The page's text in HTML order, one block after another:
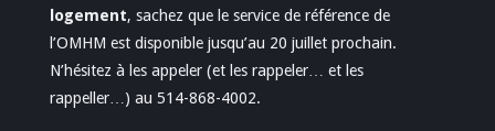
logement, sachez que le service de référence de
l’OMHM est disponible jusqu’au 20 juillet prochain.
N’hésitez à les appeler (et les rappeler… et les
rappeller…) au 514-868-4002.